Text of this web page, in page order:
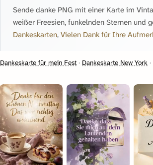
Sende danke PNG mit einer Karte im
weißer Freesien, funkelnden Sternen und
Dankeskarten, Vielen Dank für Ihre
Dankeskarte für mein Fest · Dankeskarte New York ·